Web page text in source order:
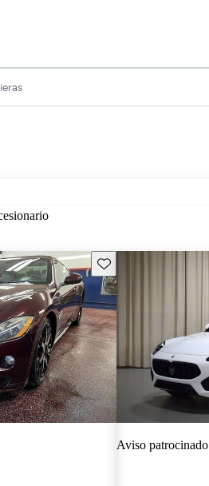
Guarda este Aviso
Aviso patrocinado